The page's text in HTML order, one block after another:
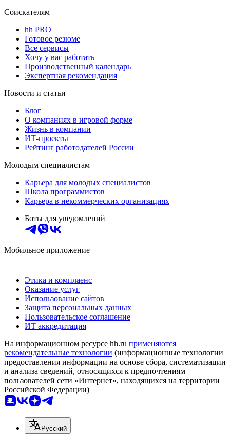
Соискателям
hh PRO
Готовое резюме
Все сервисы
Хочу у вас работать
Производственный календарь
Экспертная рекомендация
Новости и статьи
Блог
О компаниях в игровой форме
Жизнь в компании
ИТ-проекты
Рейтинг работодателей России
Молодым специалистам
Карьера для молодых специалистов
Школа программистов
Карьера в некоммерческих организациях
Боты для уведомлений
Мобильное приложение
Этика и комплаенс
Оказание услуг
Использование сайтов
Защита персональных данных
Пользовательское соглашение
ИТ аккредитация
На информационном ресурсе hh.ru применяются
рекомендательные технологии (информационные технологии
предоставления информации на основе сбора, систематизации
и анализа сведений, относящихся к предпочтениям
пользователей сети «Интернет», находящихся на территории
Российской Федерации)
Русский